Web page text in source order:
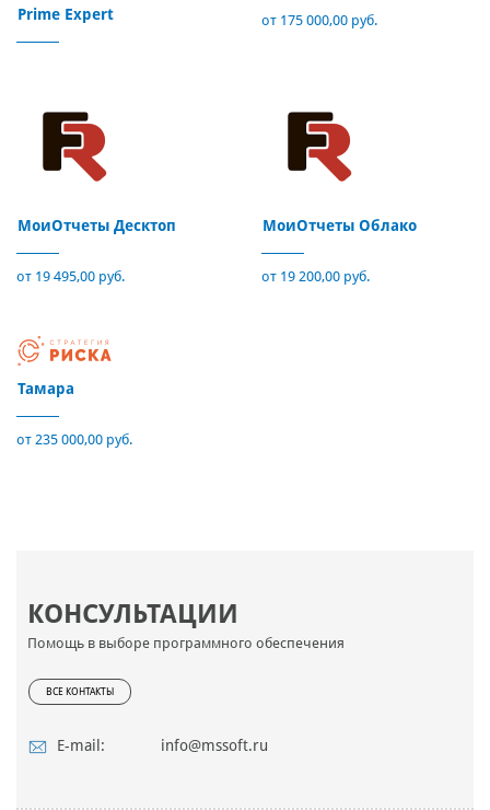
КОНСУЛЬТАЦИИ
Помощь в выборе программного обеспечения
ВСЕ КОНТАКТЫ
E-mail: info@mssoft.ru
Prime Expert от 175 000,00 руб.
МоиОтчеты Десктоп
от 19 495,00 руб.
МоиОтчеты Облако
от 19 200,00 руб.
Тамара
от 235 000,00 руб.